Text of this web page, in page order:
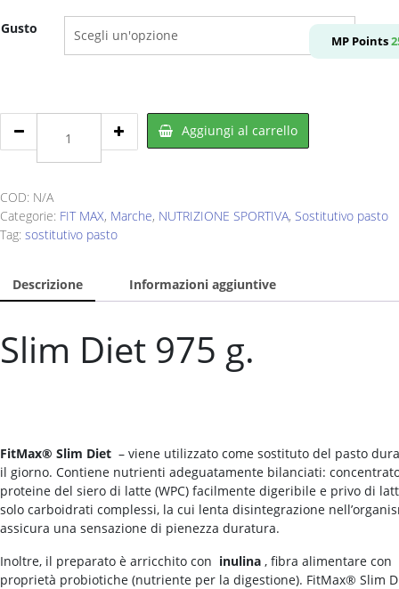
prezzo
originale
prezzo
attuale
MP Points
Gusto
Slim
975
gr
quantity
Aggiungi al carrello
COD: N/A
Categorie: FIT MAX, Marche, NUTRIZIONE SPORTIVA, Sostitutivo pasto
Tag: sostitutivo pasto
Descrizione Informazioni aggiuntive
Slim Diet 975 g.
FitMax® Slim Diet – viene utilizzato come sostituto del pasto
il giorno. Contiene nutrienti adeguatamente bilanciati:
proteine del siero di latte (WPC) facilmente digeribile e privo di
solo carboidrati complessi, la cui lenta disintegrazione
assicura una sensazione di pienezza duratura.
Inoltre, il preparato è arricchito con inulina , fibra alimentare con
proprietà probiotiche (nutriente per la digestione). FitMax® Slim